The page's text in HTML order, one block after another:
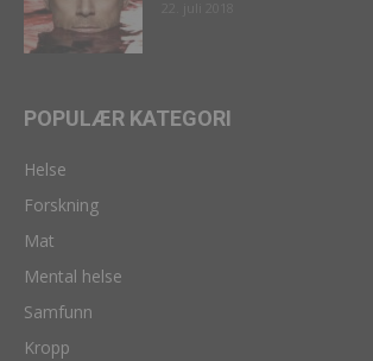
POPULÆR KATEGORI
Helse
Forskning
Mat
Mental helse
Samfunn
Kropp